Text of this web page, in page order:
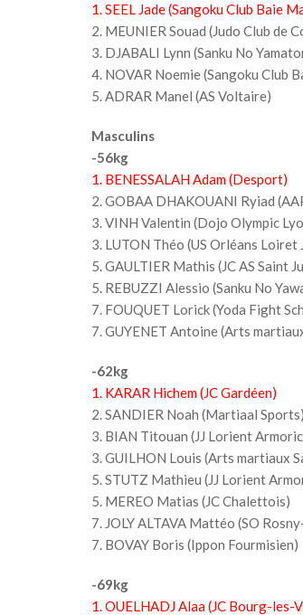
1. SEEL Jade (Sangoku Club Baie
2. MEUNIER Souad (Judo Club de
3. DJABALI Lynn (Sanku No
4. NOVAR Noemie (Sangoku Club
5. ADRAR Manel (AS Voltaire)
Masculins
-56kg
1. BENESSALAH Adam (Desport)
2. GOBAA DHAKOUANI Ryiad
3. VINH Valentin (Dojo Olympic
3. LUTON Théo (US Orléans Loiret
5. GAULTIER Mathis (JC AS Saint
5. REBUZZI Alessio (Sanku No
7. FOUQUET Lorick (Yoda Fight
7. GUYENET Antoine (Arts
-62kg
1. KARAR Hichem (JC Gardéen)
2. SANDIER Noah (Martiaal Sports)
3. BIAN Titouan (JJ Lorient
3. GUILHON Louis (Arts martiaux
5. STUTZ Mathieu (JJ Lorient
5. MEREO Matias (JC Chalettois)
7. JOLY ALTAVA Mattéo (SO
7. BOVAY Boris (Ippon Fourmisien)
-69kg
1. OUELHADJ Alaa (JC Bourg-les-